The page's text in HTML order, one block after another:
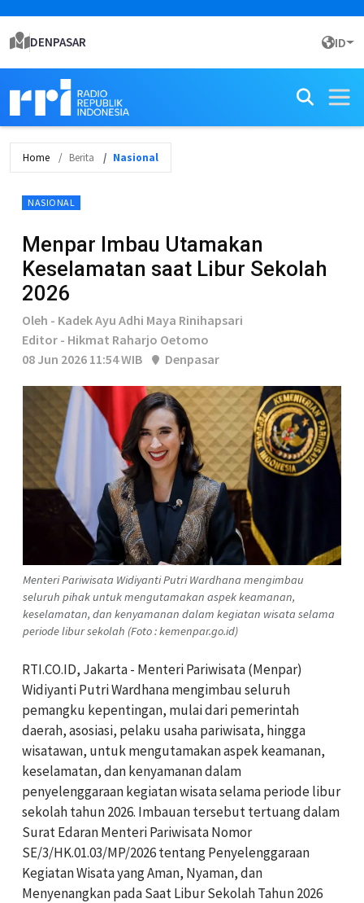
DENPASAR ID
Home Berita Nasional
NASIONAL
Menpar Imbau Utamakan
Keselamatan saat Libur Sekolah
2026
Oleh - Kadek Ayu Adhi Maya Rinihapsari
Editor - Hikmat Raharjo Oetomo
08 Jun 2026 11:54 WIB
Denpasar
Menteri Pariwisata Widiyanti Putri Wardhana mengimbau
seluruh pihak untuk mengutamakan aspek keamanan,
keselamatan, dan kenyamanan dalam kegiatan wisata selama
periode libur sekolah (Foto : kemenpar.go.id)
RTI.CO.ID, Jakarta - Menteri Pariwisata (Menpar)
Widiyanti Putri Wardhana mengimbau seluruh
pemangku kepentingan, mulai dari pemerintah
daerah, asosiasi, pelaku usaha pariwisata, hingga
wisatawan, untuk mengutamakan aspek keamanan,
keselamatan, dan kenyamanan dalam
penyelenggaraan kegiatan wisata selama periode libur
sekolah tahun 2026. Imbauan tersebut tertuang dalam
Surat Edaran Menteri Pariwisata Nomor
SE/3/HK.01.03/MP/2026 tentang Penyelenggaraan
Kegiatan Wisata yang Aman, Nyaman, dan
Menyenangkan pada Saat Libur Sekolah Tahun 2026